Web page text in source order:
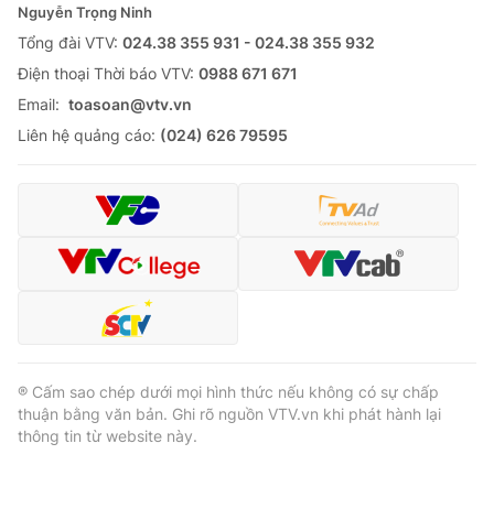
Nguyễn Trọng Ninh
Tổng đài VTV: 024.38 355 931 - 024.38 355 932
Ðiện thoại Thời báo VTV: 0988 671 671
Email: toasoan@vtv.vn
Liên hệ quảng cáo: (024) 626 79595
® Cấm sao chép dưới mọi hình thức nếu không có sự chấp
thuận bằng văn bản. Ghi rõ nguồn VTV.vn khi phát hành lại
thông tin từ website này.